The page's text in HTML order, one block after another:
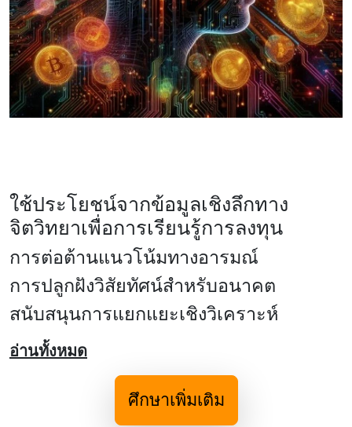
ใช้ประโยชน์จากข้อมูลเชิงลึกทาง
จิตวิทยาเพื่อการเรียนรู้การลงทุน
การต่อต้านแนวโน้มทางอารมณ์
การปลูกฝังวิสัยทัศน์สําหรับอนาคต
สนับสนุนการแยกแยะเชิงวิเคราะห์
อ่านทั้งหมด
ศึกษาเพิ่มเติม